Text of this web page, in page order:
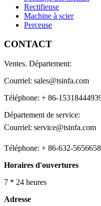
Rectifieuse
Machine à scier
Perceuse
CONTACT
Ventes. Département:
Courriel: sales@tsinfa.com
Téléphone: + 86-
Département de service:
Courriel: service@tsinfa.com
Téléphone: + 86-632-5656658
Horaires d'ouvertures
7 * 24 heures
Adresse